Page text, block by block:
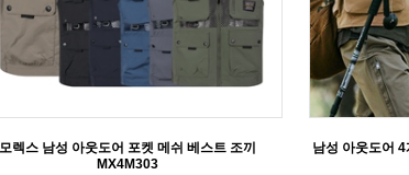
모렉스 남성 아웃도어 포켓 메쉬 베스트 조끼
MX4M303
남성 아웃도어